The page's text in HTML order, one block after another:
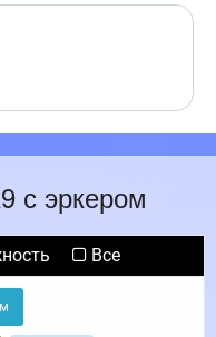
с эркером
Все